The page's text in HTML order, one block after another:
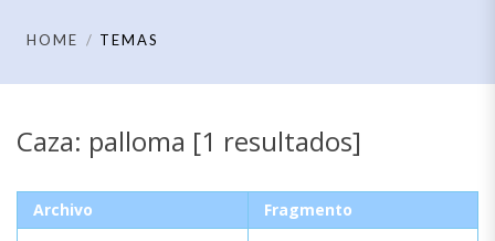
HOME TEMAS
Caza: palloma [1 resultados]
Archivo Fragmento